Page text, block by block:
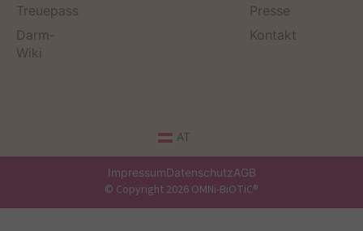
Treuepass
Darm-
Wiki
Presse
Kontakt
AT
ImpressumDatenschutzAGB
© Copyright 2026 OMNi-BiOTiC®